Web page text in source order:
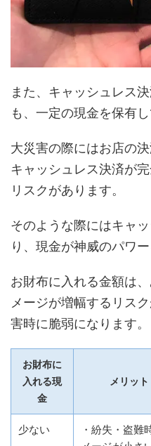
また、キャッシュレス
も、一定の現金を保有
大災害の際にはお店の
キャッシュレス決済が
リスクがあります。
そのような際にはキャ
り、現金が神威のパワー
お財布に入れる金額は
メージが増幅するリス
害時に脆弱になります。
お財布に
入れる現
金
メリット
少ない
・紛失・盗難